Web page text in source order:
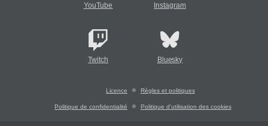
YouTube Instagram
Twitch Bluesky
Licence Règles et politiques
Politique de confidentialité Politique d'utilisation des cookies